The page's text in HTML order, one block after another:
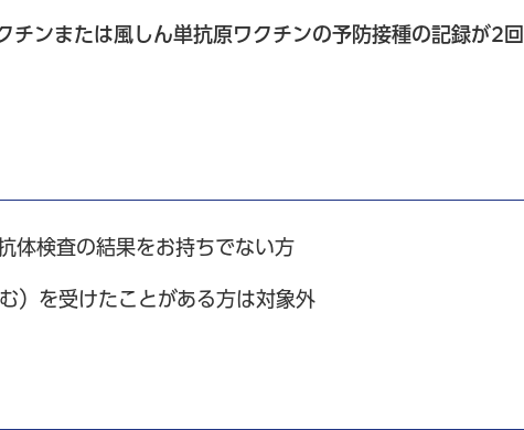
チンまたは風しん単抗原ワクチンの予防接種の記録が2回
体検査の結果をお持ちでない方
）を受けたことがある方は対象外